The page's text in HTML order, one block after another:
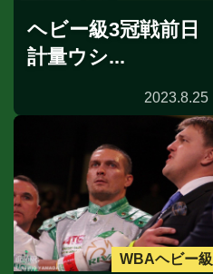
ヘビー級3冠戦前日
計量ウシ...
2023.8.25
WBAヘビー級